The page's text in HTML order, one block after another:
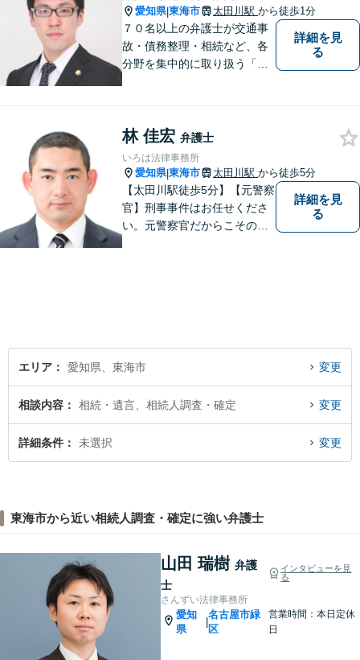
愛知県|東海市 太田川駅 から徒歩1分
７０名以上の弁護士が交通事
故・債務整理・相続など、各
分野を集中的に取り扱う「分
できるよう努めております。
詳細を見
る
林 佳宏 弁護士
いろは法律事務所
愛知県|東海市 太田川駅 から徒歩5分
【太田川駅徒歩5分】【元警察
官】刑事事件はお任せくださ
い。元警察官だからこその視
詳細を見
る
エリア 愛知県、東海市 変更
相談内容 相続・遺言、相続人調査・確定 変更
詳細条件 未選択 変更
東海市から近い相続人調査・確定に強い弁護士
山田 瑞樹 弁護
士
インタビューを見
る
さんずい法律事務所
愛知
県
|
名古屋市緑
区
営業時間：本日定休
日